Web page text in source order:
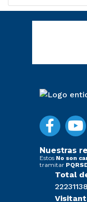
Nuestras
Estos No son
tramitar
Total
22231138